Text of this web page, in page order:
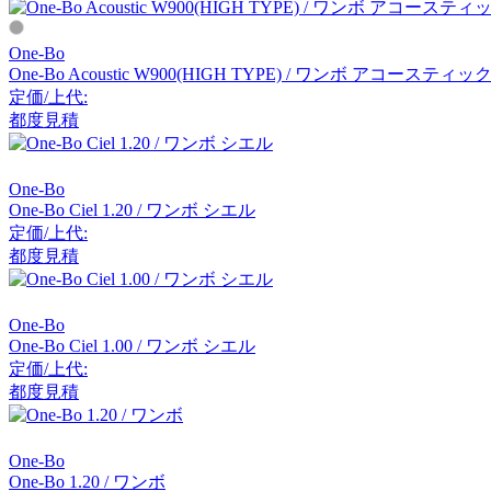
アーメット
ART WORK STUDIO
アートワークスタジオ
artek
アルテック
Artemide
アルテミデ
One-Bo
One-Bo Acoustic W900(HIGH TYPE) / ワンボ アコースティッ
定価/上代:
都度見積
One-Bo
One-Bo Ciel 1.20 / ワンボ シエル
定価/上代:
都度見積
One-Bo
One-Bo Ciel 1.00 / ワンボ シエル
定価/上代:
都度見積
One-Bo
One-Bo 1.20 / ワンボ